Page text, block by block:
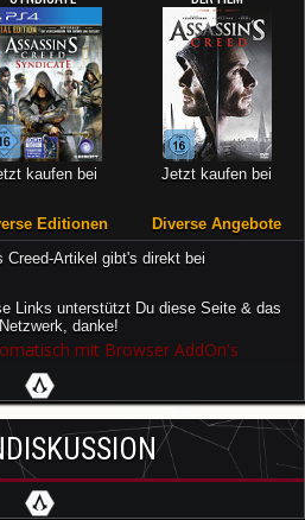
kaufen bei
Editionen
Jetzt kaufen bei
Diverse Angebote
Creed-Artikel gibt's direkt bei
Links unterstützt Du diese Seite & das
danke!
mit Browser AddOn's